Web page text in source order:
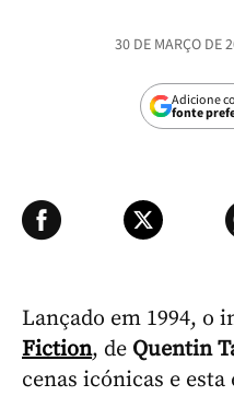
30 DE MARÇO DE
Adicione
fonte
Lançado em 1994, o
Fiction, de Quentin
cenas icónicas e